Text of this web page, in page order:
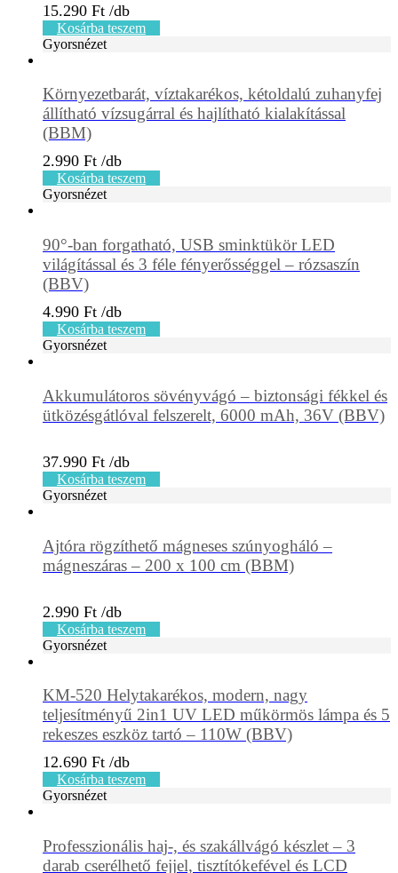
15.290 Ft
Kosárba teszem
Gyorsnézet
Környezetbarát, víztakarékos, kétoldalú zuhanyfej
állítható vízsugárral és hajlítható kialakítással
(BBM)
2.990 Ft
Kosárba teszem
Gyorsnézet
90°-ban forgatható, USB sminktükör LED
világítással és 3 féle fényerősséggel – rózsaszín
(BBV)
4.990 Ft
Kosárba teszem
Gyorsnézet
Akkumulátoros sövényvágó – biztonsági fékkel és
ütközésgátlóval felszerelt, 6000 mAh, 36V (BBV)
37.990 Ft
Kosárba teszem
Gyorsnézet
Ajtóra rögzíthető mágneses szúnyogháló –
mágneszáras – 200 x 100 cm (BBM)
2.990 Ft
Kosárba teszem
Gyorsnézet
KM-520 Helytakarékos, modern, nagy
teljesítményű 2in1 UV LED műkörmös lámpa és 5
rekeszes eszköz tartó – 110W (BBV)
12.690 Ft
Kosárba teszem
Gyorsnézet
Professzionális haj-, és szakállvágó készlet – 3
darab cserélhető fejjel, tisztítókefével és LCD